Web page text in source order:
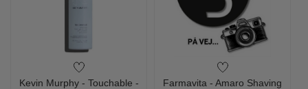
Kevin Murphy - Touchable -
Farmavita - Amaro Shaving